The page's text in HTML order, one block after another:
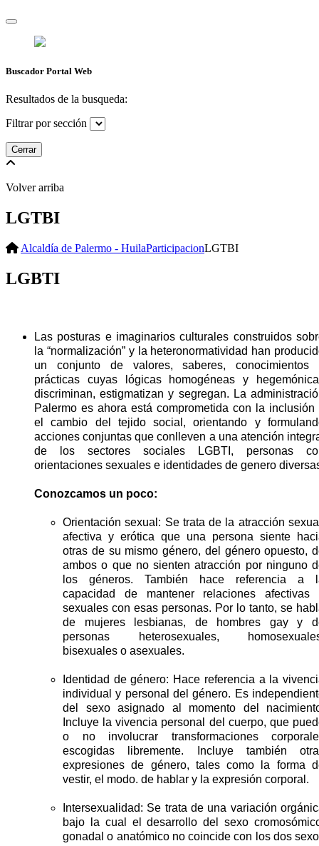
Buscador Portal Web
Resultados de la busqueda:
Filtrar por sección
Cerrar
Volver arriba
LGTBI
Alcaldía de Palermo - HuilaParticipacionLGTBI
LGBTI
Las posturas e imaginarios culturales construidos
la “normalización” y la heteronormatividad han
un conjunto de valores, saberes, conocimientos
prácticas cuyas lógicas homogéneas y
discriminan, estigmatizan y segregan. La
Palermo es ahora está comprometida con la inclusión
el cambio del tejido social, orientando y
acciones conjuntas que conlleven a una atención
de los sectores sociales LGBTI, personas
orientaciones sexuales e identidades de genero
Conozcamos un poco:
Orientación sexual: Se trata de la atracción
afectiva y erótica que una persona siente
otras de su mismo género, del género opuesto,
ambos o que no sienten atracción por ninguno
los géneros. También hace referencia a
capacidad de mantener relaciones afectivas
sexuales con esas personas. Por lo tanto, se
de mujeres lesbianas, de hombres gay y
personas heterosexuales,
bisexuales o asexuales.
Identidad de género: Hace referencia a la
individual y personal del género. Es
del sexo asignado al momento del
Incluye la vivencia personal del cuerpo, que
o no involucrar transformaciones
escogidas libremente. Incluye también
expresiones de género, tales como la forma
vestir, el modo. de hablar y la expresión corporal.
Intersexualidad: Se trata de una variación
bajo la cual el desarrollo del sexo
gonadal o anatómico no coincide con los dos